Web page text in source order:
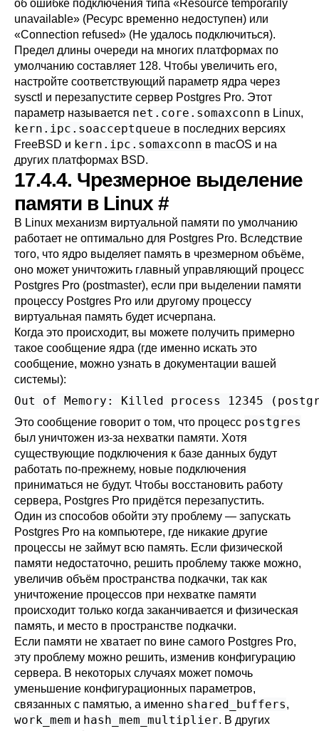
об ошибке подключения типа «Resource temporarily
unavailable» (Ресурс временно недоступен) или
«Connection refused» (Не удалось подключиться).
Предел длины очереди на многих платформах по
умолчанию составляет 128. Чтобы увеличить его,
настройте соответствующий параметр ядра через
sysctl и перезапустите сервер Postgres Pro. Этот
параметр называется net.core.somaxconn в Linux,
kern.ipc.soacceptqueue в последних версиях
FreeBSD и kern.ipc.somaxconn в macOS и на
других платформах BSD.
17.4.4. Чрезмерное выделение
памяти в Linux #
В Linux механизм виртуальной памяти по умолчанию
работает не оптимально для Postgres Pro. Вследствие
того, что ядро выделяет память в чрезмерном объёме,
оно может уничтожить главный управляющий процесс
Postgres Pro (postmaster), если при выделении памяти
процессу Postgres Pro или другому процессу
виртуальная память будет исчерпана.
Когда это происходит, вы можете получить примерно
такое сообщение ядра (где именно искать это
сообщение, можно узнать в документации вашей
системы):
Out of Memory: Killed process 12345
Это сообщение говорит о том, что процесс postgres
был уничтожен из-за нехватки памяти. Хотя
существующие подключения к базе данных будут
работать по-прежнему, новые подключения
приниматься не будут. Чтобы восстановить работу
сервера, Postgres Pro придётся перезапустить.
Один из способов обойти эту проблему — запускать
Postgres Pro на компьютере, где никакие другие
процессы не займут всю память. Если физической
памяти недостаточно, решить проблему также можно,
увеличив объём пространства подкачки, так как
уничтожение процессов при нехватке памяти
происходит только когда заканчивается и физическая
память, и место в пространстве подкачки.
Если памяти не хватает по вине самого Postgres Pro,
эту проблему можно решить, изменив конфигурацию
сервера. В некоторых случаях может помочь
уменьшение конфигурационных параметров,
связанных с памятью, а именно shared_buffers,
work_mem и hash_mem_multiplier. В других